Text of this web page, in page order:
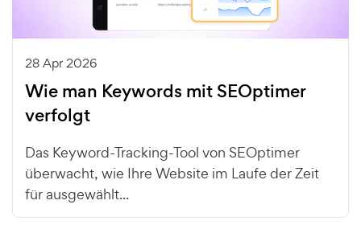
28 Apr 2026
Wie man Keywords mit SEOptimer
verfolgt
Das Keyword-Tracking-Tool von SEOptimer
überwacht, wie Ihre Website im Laufe der Zeit
für ausgewählt...